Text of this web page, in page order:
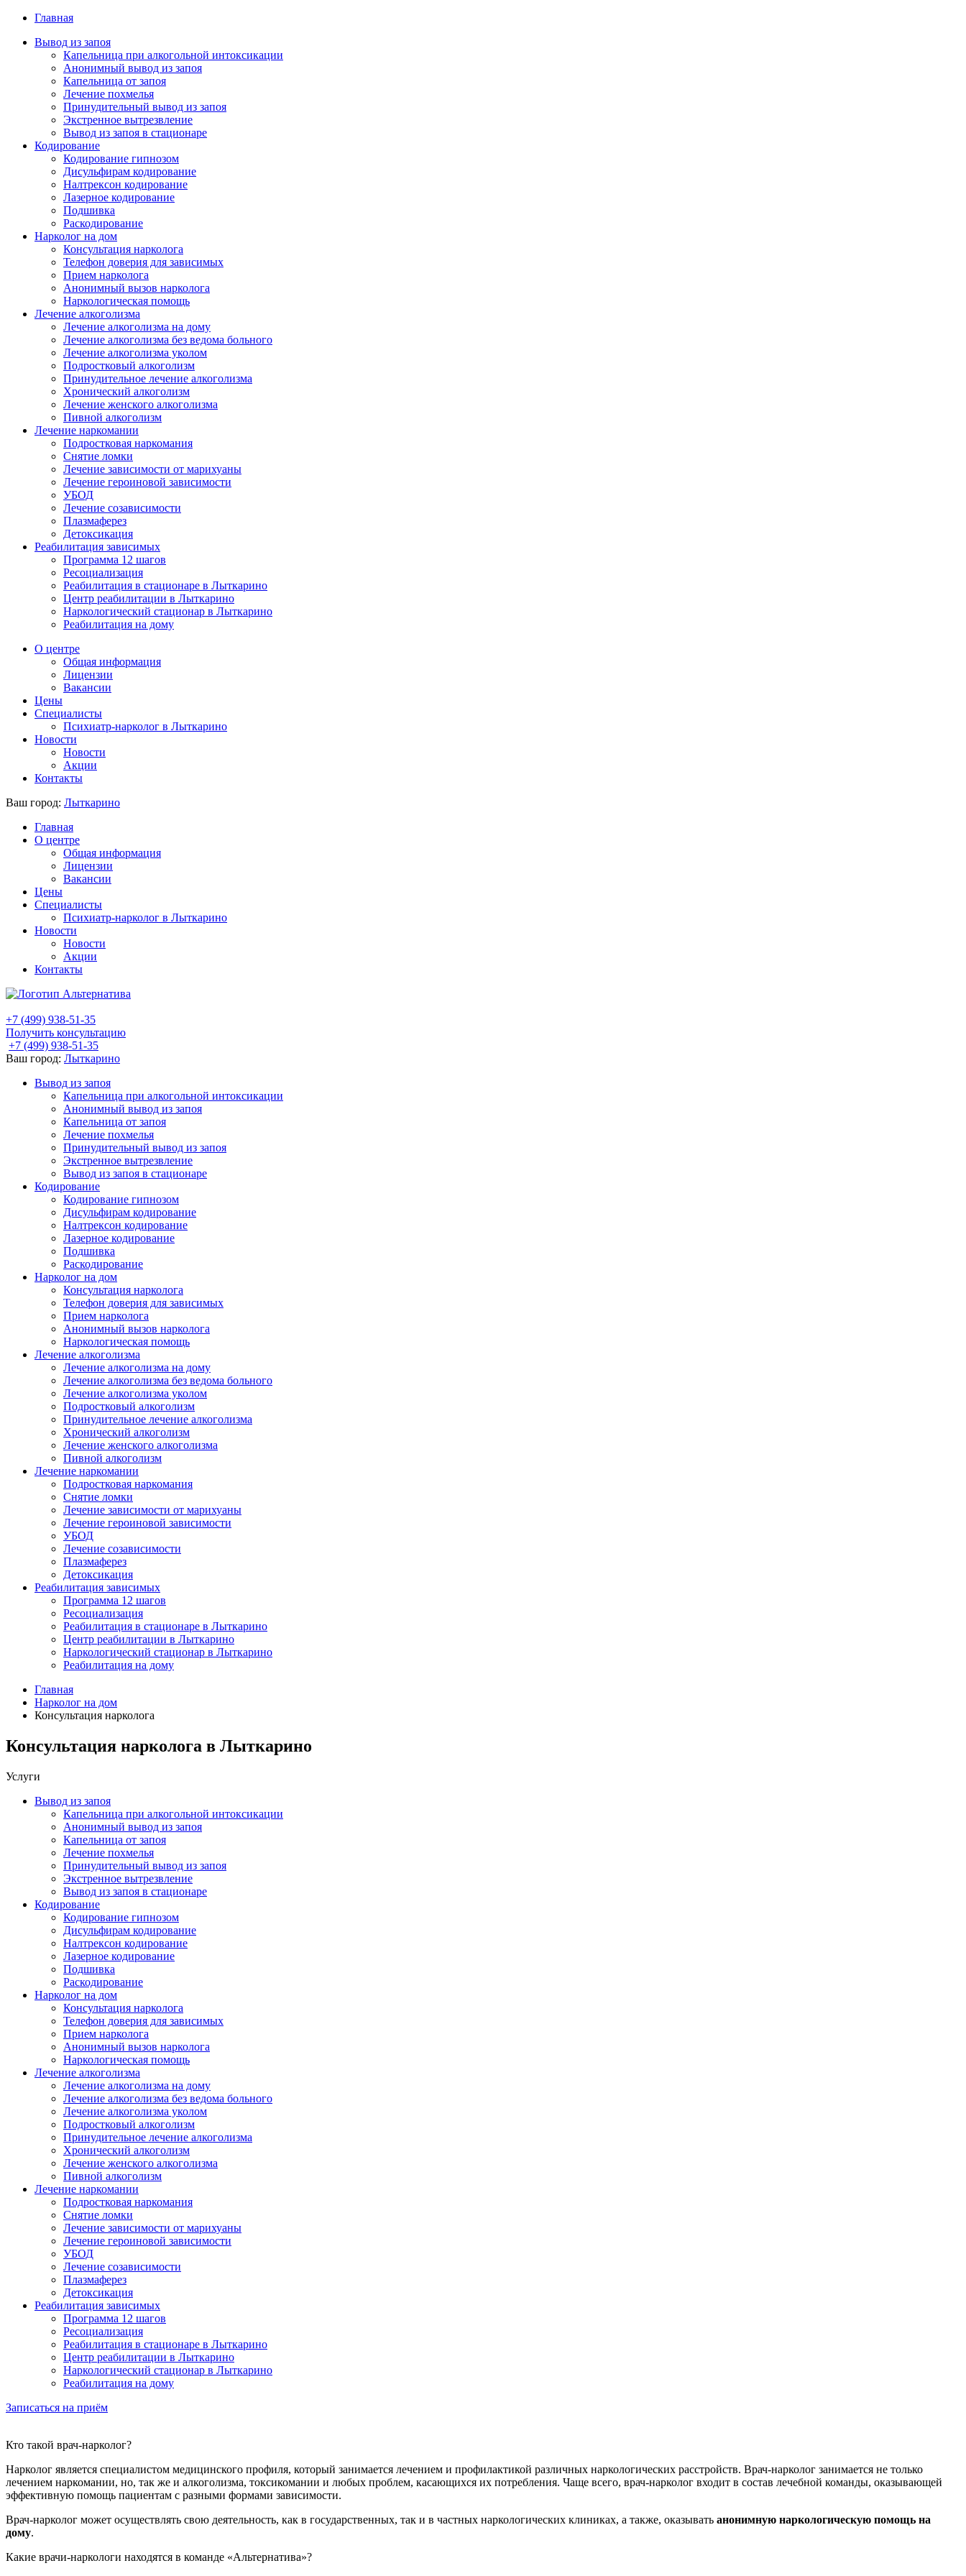
Главная
Вывод из запоя
Капельница при алкогольной интоксикации
Анонимный вывод из запоя
Капельница от запоя
Лечение похмелья
Принудительный вывод из запоя
Экстренное вытрезвление
Вывод из запоя в стационаре
Кодирование
Кодирование гипнозом
Дисульфирам кодирование
Налтрексон кодирование
Лазерное кодирование
Подшивка
Раскодирование
Нарколог на дом
Консультация нарколога
Телефон доверия для зависимых
Прием нарколога
Анонимный вызов нарколога
Наркологическая помощь
Лечение алкоголизма
Лечение алкоголизма на дому
Лечение алкоголизма без ведома больного
Лечение алкоголизма уколом
Подростковый алкоголизм
Принудительное лечение алкоголизма
Хронический алкоголизм
Лечение женского алкоголизма
Пивной алкоголизм
Лечение наркомании
Подростковая наркомания
Снятие ломки
Лечение зависимости от марихуаны
Лечение героиновой зависимости
УБОД
Лечение созависимости
Плазмаферез
Детоксикация
Реабилитация зависимых
Программа 12 шагов
Ресоциализация
Реабилитация в стационаре в Лыткарино
Центр реабилитации в Лыткарино
Наркологический стационар в Лыткарино
Реабилитация на дому
О центре
Общая информация
Лицензии
Вакансии
Цены
Специалисты
Психиатр-нарколог в Лыткарино
Новости
Новости
Акции
Контакты
Ваш город: Лыткарино
Главная
О центре
Общая информация
Лицензии
Вакансии
Цены
Специалисты
Психиатр-нарколог в Лыткарино
Новости
Новости
Акции
Контакты
+7 (499) 938-51-35
Получить консультацию
+7 (499) 938-51-35
Ваш город: Лыткарино
Вывод из запоя
Капельница при алкогольной интоксикации
Анонимный вывод из запоя
Капельница от запоя
Лечение похмелья
Принудительный вывод из запоя
Экстренное вытрезвление
Вывод из запоя в стационаре
Кодирование
Кодирование гипнозом
Дисульфирам кодирование
Налтрексон кодирование
Лазерное кодирование
Подшивка
Раскодирование
Нарколог на дом
Консультация нарколога
Телефон доверия для зависимых
Прием нарколога
Анонимный вызов нарколога
Наркологическая помощь
Лечение алкоголизма
Лечение алкоголизма на дому
Лечение алкоголизма без ведома больного
Лечение алкоголизма уколом
Подростковый алкоголизм
Принудительное лечение алкоголизма
Хронический алкоголизм
Лечение женского алкоголизма
Пивной алкоголизм
Лечение наркомании
Подростковая наркомания
Снятие ломки
Лечение зависимости от марихуаны
Лечение героиновой зависимости
УБОД
Лечение созависимости
Плазмаферез
Детоксикация
Реабилитация зависимых
Программа 12 шагов
Ресоциализация
Реабилитация в стационаре в Лыткарино
Центр реабилитации в Лыткарино
Наркологический стационар в Лыткарино
Реабилитация на дому
Главная
Нарколог на дом
Консультация нарколога
Консультация нарколога в Лыткарино
Услуги
Вывод из запоя
Капельница при алкогольной интоксикации
Анонимный вывод из запоя
Капельница от запоя
Лечение похмелья
Принудительный вывод из запоя
Экстренное вытрезвление
Вывод из запоя в стационаре
Кодирование
Кодирование гипнозом
Дисульфирам кодирование
Налтрексон кодирование
Лазерное кодирование
Подшивка
Раскодирование
Нарколог на дом
Консультация нарколога
Телефон доверия для зависимых
Прием нарколога
Анонимный вызов нарколога
Наркологическая помощь
Лечение алкоголизма
Лечение алкоголизма на дому
Лечение алкоголизма без ведома больного
Лечение алкоголизма уколом
Подростковый алкоголизм
Принудительное лечение алкоголизма
Хронический алкоголизм
Лечение женского алкоголизма
Пивной алкоголизм
Лечение наркомании
Подростковая наркомания
Снятие ломки
Лечение зависимости от марихуаны
Лечение героиновой зависимости
УБОД
Лечение созависимости
Плазмаферез
Детоксикация
Реабилитация зависимых
Программа 12 шагов
Ресоциализация
Реабилитация в стационаре в Лыткарино
Центр реабилитации в Лыткарино
Наркологический стационар в Лыткарино
Реабилитация на дому
Записаться на приём
Кто такой врач-нарколог?
Нарколог является специалистом медицинского профиля, который занимается лечением и профилактикой различных наркологических расстройств. Врач-нарколог занимается не только
лечением наркомании, но, так же и алкоголизма, токсикомании и любых проблем, касающихся их потребления. Чаще всего, врач-нарколог входит в состав лечебной команды, оказывающей
эффективную помощь пациентам с разными формами зависимости.
Врач-нарколог может осуществлять свою деятельность, как в государственных, так и в частных наркологических клиниках, а также, оказывать анонимную наркологическую помощь на
дому.
Какие врачи-наркологи находятся в команде «Альтернатива»?